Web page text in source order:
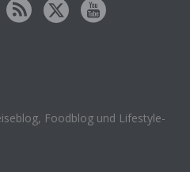
Foodblog und Lifestyle-